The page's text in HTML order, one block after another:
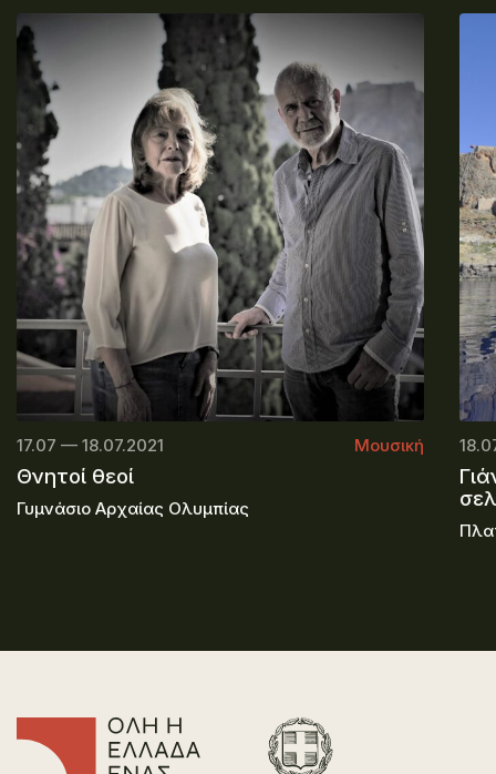
17.07 — 18.07.2021 Μουσική
Θνητοί θεοί
Γυμνάσιο Αρχαίας Ολυμπίας